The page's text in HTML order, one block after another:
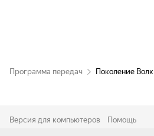
Программа передач Поколение Волк
Версия для компьютеров Помощь